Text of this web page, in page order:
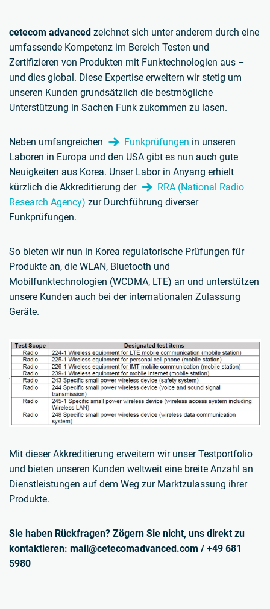
cetecom advanced zeichnet sich unter anderem durch eine
umfassende Kompetenz im Bereich Testen und
Zertifizieren von Produkten mit Funktechnologien aus –
und dies global. Diese Expertise erweitern wir stetig um
unseren Kunden grundsätzlich die bestmögliche
Unterstützung in Sachen Funk zukommen zu lasen.
Neben umfangreichen Funkprüfungen in unseren
Laboren in Europa und den USA gibt es nun auch gute
Neuigkeiten aus Korea. Unser Labor in Anyang erhielt
kürzlich die Akkreditierung der
RRA (National Radio
Research Agency) zur Durchführung diverser
Funkprüfungen.
So bieten wir nun in Korea regulatorische Prüfungen für
Produkte an, die WLAN, Bluetooth und
Mobilfunktechnologien (WCDMA, LTE) an und unterstützen
unsere Kunden auch bei der internationalen Zulassung
Geräte.
Mit dieser Akkreditierung erweitern wir unser Testportfolio
und bieten unseren Kunden weltweit eine breite Anzahl an
Dienstleistungen auf dem Weg zur Marktzulassung ihrer
Produkte.
Sie haben Rückfragen? Zögern Sie nicht, uns direkt zu
kontaktieren: mail@cetecomadvanced.com / +49 681
5980